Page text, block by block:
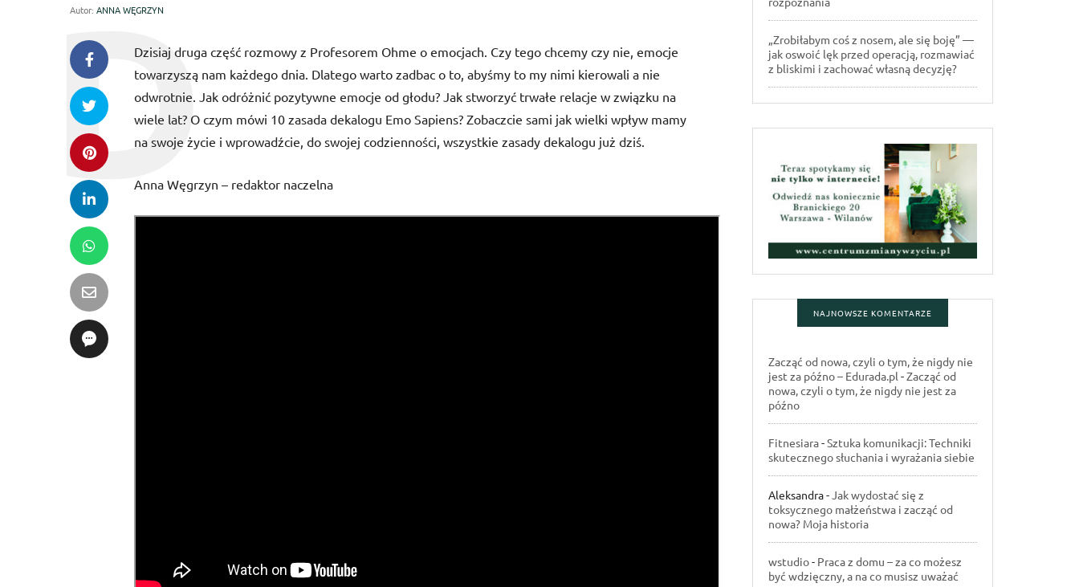
Autor: ANNA WĘGRZYN
Dzisiaj druga część rozmowy z Profesorem Ohme o emocjach. Czy tego chcemy czy nie, emocje
towarzyszą nam każdego dnia. Dlatego warto zadbac o to, abyśmy to my nimi kierowali a nie
odwrotnie. Jak odróżnić pozytywne emocje od głodu? Jak stworzyć trwałe relacje w związku na
wiele lat? O czym mówi 10 zasada dekalogu Emo Sapiens? Zobaczcie sami jak wielki wpływ mamy
na swoje życie i wprowadźcie, do swojej codzienności, wszystkie zasady dekalogu już dziś.
Anna Węgrzyn – redaktor naczelna
„Zrobiłabym coś z nosem, ale się boję” —
jak oswoić lęk przed operacją, rozmawiać
z bliskimi i zachować własną decyzję?
NAJNOWSZE KOMENTARZE
Zacząć od nowa, czyli o tym, że nigdy nie
jest za późno – Edurada.pl -Zacząć od
nowa, czyli o tym, że nigdy nie jest za
późno
Fitnesiara-Sztuka komunikacji: Techniki
skutecznego słuchania i wyrażania siebie
Aleksandra-Jak wydostać się z
toksycznego małżeństwa i zacząć od
nowa? Moja historia
wstudio- Praca z domu – za co możesz
być wdzięczny, a na co musisz uważać